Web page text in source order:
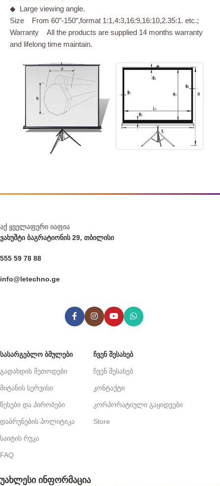
◆ Large viewing angle.
Size From 60″-150″,format 1:1,4:3,16:9,16:10,2.35:1. etc.;
Warranty All the products are supplied 14 months warranty
and lifelong time maintain.
აქ ყველაფერი იაფია
ვახუშტი ბაგრატიონის 29, თბილისი
555 59 78 88
info@letechno.ge
ᲡᲐᲡᲐᲠᲒᲔᲑᲚᲝ ᲑᲛᲣᲚᲔᲑᲘ
გადახდის მეთოდები
მიტანის სერვისი
წესები და პირობები
დაბრუნების პოლიტიკა
საიტის რუკა
FAQ
ᲩᲕᲔᲜ ᲨᲔᲡᲐᲮᲔᲑ
ჩვენ შესახებ
კონტაქტი
კორპორატიული გაყიდვები
Store
უახლესი ინფორმაცია